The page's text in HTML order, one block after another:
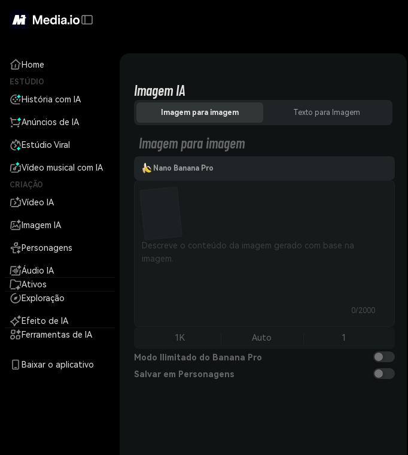
Home
ESTÚDIO
História com IA
Anúncios de IA
Estúdio Viral
Vídeo musical com IA
CRIAÇÃO
Vídeo IA
Imagem IA
Personagens
Áudio IA
Ativos
Exploração
Efeito de IA
Ferramentas de IA
Baixar o aplicativo
Imagem IA
Imagem para imagem Texto para Imagem
Imagem para imagem
Nano Banana Pro
0/2000
1K Auto 1
Modo Ilimitado do Banana Pro
Salvar em Personagens